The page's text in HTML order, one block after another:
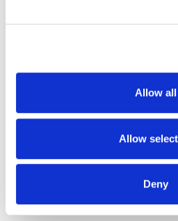
We use cookies to personalise
our social media, advertising
may combine it with other
provided to them or that they’ve
Allow all
Allow
Deny